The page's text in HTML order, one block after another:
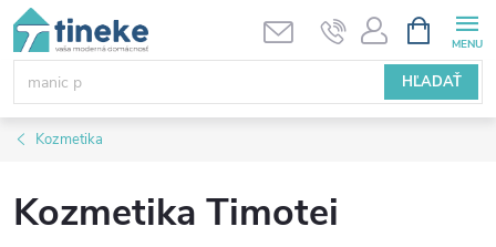
Prejsť
obsah
HĽADAŤ
KOŠÍK
Kozmetika
Kozmetika Timotei